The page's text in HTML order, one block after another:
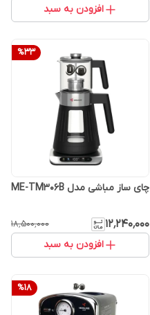
افزودن به سبد
%33
چای ساز مباشی مدل ME-TM306B
۱۲٬۲۴۰٬۰۰۰ ۱۸٬۵۰۰٬۰۰۰
افزودن به سبد
%18